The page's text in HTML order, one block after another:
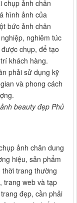
chụp ảnh chân
hình ảnh của
bức ảnh chân
nghiêm túc
chụp, để tạo
khách hàng.
phải sử dụng kỹ
và phong cách
beauty đẹp Phủ
ảnh chân dung
hiệu, sản phẩm
trang thường
trang web và tạp
đẹp, cần phải